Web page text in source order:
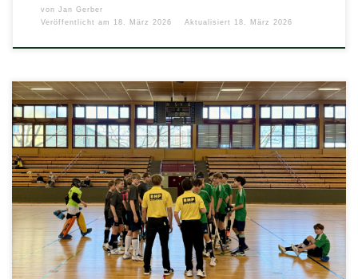
von Jan Gerber
Veröffentlicht am
18. März 2026 Aktualisiert 18. März 2026
Was für ein Tag! Am 03.03. traf sich unsere
Hockeymannschaft um 10:00 Uhr in der Sporthalle
Schöneberg, um beim Finale der Berliner […]